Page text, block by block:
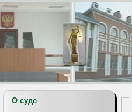
О суде